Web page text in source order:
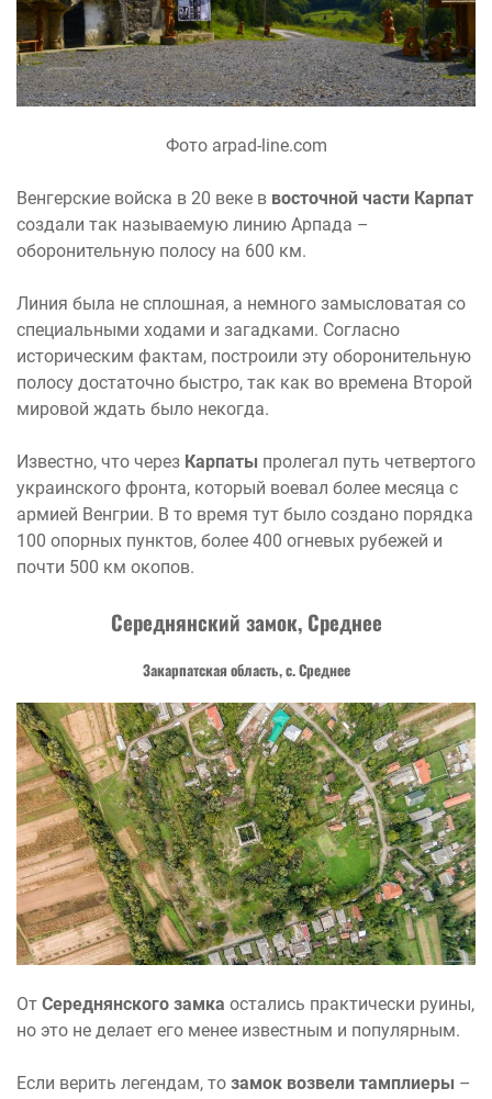
Фото arpad-line.com
Венгерские войска в 20 веке в восточной части Карпат
создали так называемую линию Арпада –
оборонительную полосу на 600 км.
Линия была не сплошная, а немного замысловатая со
специальными ходами и загадками. Согласно
историческим фактам, построили эту оборонительную
полосу достаточно быстро, так как во времена Второй
мировой ждать было некогда.
Известно, что через Карпаты пролегал путь четвертого
украинского фронта, который воевал более месяца с
армией Венгрии. В то время тут было создано порядка
100 опорных пунктов, более 400 огневых рубежей и
почти 500 км окопов.
Середнянский замок, Среднее
Закарпатская область, с. Среднее
От Середнянского замка остались практически руины,
но это не делает его менее известным и популярным.
Если верить легендам, то замок возвели тамплиеры –